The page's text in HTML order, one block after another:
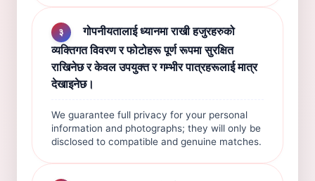
३
गोपनीयतालाई ध्यानमा राखी हजुरहरुको
व्यक्तिगत विवरण र फोटोहरू पूर्ण रूपमा सुरक्षित
राखिनेछ र केवल उपयुक्त र गम्भीर पात्रहरूलाई मात्र
देखाइनेछ।
We guarantee full privacy for your personal
information and photographs; they will only be
disclosed to compatible and genuine matches.